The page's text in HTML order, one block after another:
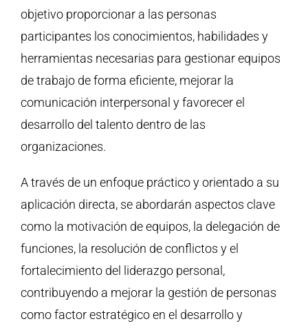
objetivo proporcionar a las personas
participantes los conocimientos, habilidades y
herramientas necesarias para gestionar equipos
de trabajo de forma eficiente, mejorar la
comunicación interpersonal y favorecer el
desarrollo del talento dentro de las
organizaciones.
A través de un enfoque práctico y orientado a su
aplicación directa, se abordarán aspectos clave
como la motivación de equipos, la delegación de
funciones, la resolución de conflictos y el
fortalecimiento del liderazgo personal,
contribuyendo a mejorar la gestión de personas
como factor estratégico en el desarrollo y